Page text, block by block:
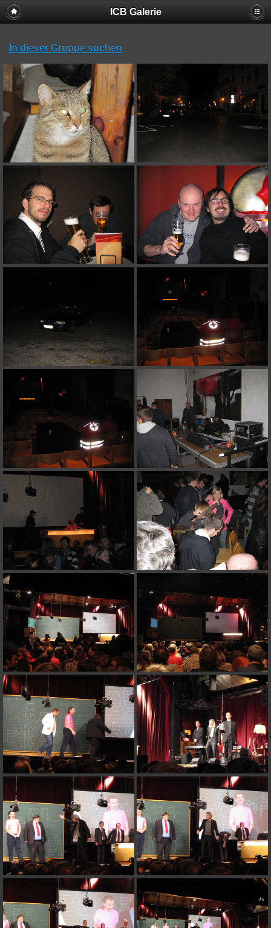
ICB Galerie
In dieser Gruppe suchen